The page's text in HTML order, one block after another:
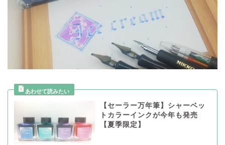
【セーラー万年筆】シャーベッ
トカラーインクが今年も発売
【夏季限定】